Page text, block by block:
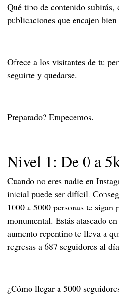
Qué tipo de contenido subirás,
publicaciones que encajen
Ofrece a los visitantes de tu
seguirte y quedarse.
Preparado? Empecemos.
Nivel 1: De 0 a
Cuando no eres nadie en
inicial puede ser difícil.
1000 a 5000 personas te sigan
monumental. Estás atascado
aumento repentino te lleva a
regresas a 687 seguidores al
¿Cómo llegar a 5000